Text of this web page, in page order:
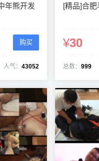
年熊开发
购买
人气： 43052
[精品]合肥
¥30
总数： 999